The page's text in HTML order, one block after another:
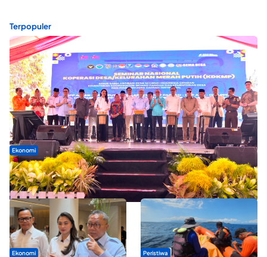
Terpopuler
Ekonomi
Seminar di Ternate, Mendes Perkuat Sinergi Percepatan
Kopdes Merah Putih
Ekonomi Peristiwa